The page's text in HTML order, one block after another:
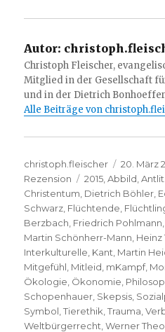
Autor:
Christoph Fleischer,
Mitglied in der Gesellschaft
und in der Dietrich
Alle Beiträge von
Autor
christoph.fleischer
am
20. März
Rezension
Schlagwörter
2015 ,Abbild ,
Christentum Dietrich Böhler
Schwarz Flüchtende
Berzbach Friedrich Pohlmann
Martin Schönherr-Mann Heinz
Interkulturelle Kant Martin
Mitgefühl Mitleid mKampf,
Ökologie Ökonomie
Schopenhauer Skepsis
Symbol ,Tierethik ,Trauma ,
Weltbürgerrecht ,Werner